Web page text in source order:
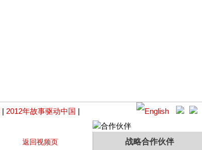
| 2012年故事驱动中国 |
返回视频页 战略合作伙伴